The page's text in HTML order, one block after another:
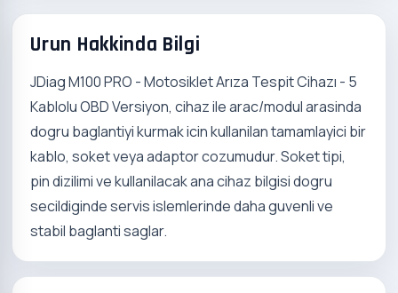
Urun Hakkinda Bilgi
JDiag M100 PRO - Motosiklet Arıza Tespit Cihazı - 5
Kablolu OBD Versiyon, cihaz ile arac/modul arasinda
dogru baglantiyi kurmak icin kullanilan tamamlayici bir
kablo, soket veya adaptor cozumudur. Soket tipi,
pin dizilimi ve kullanilacak ana cihaz bilgisi dogru
secildiginde servis islemlerinde daha guvenli ve
stabil baglanti saglar.